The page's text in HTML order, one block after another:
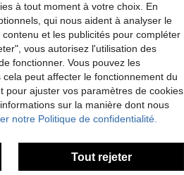
à tout moment à votre choix. En
qui nous aident à analyser le
et les publicités pour compléter
vous autorisez l'utilisation des
fonctionner. Vous pouvez les
peut affecter le fonctionnement du
pour ajuster vos paramètres de cookies
sur la manière dont nous
notre Politique de confidentialité.
Tout rejeter